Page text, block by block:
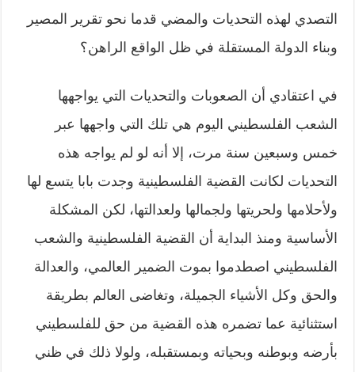
التصدي لهذه التحديات والمضي قدما نحو تقرير المصير
وبناء الدولة المستقلة في ظل الواقع الراهن؟
في اعتقادي أن الصعوبات والتحديات التي يواجهها
الشعب الفلسطيني اليوم هي تلك التي واجهها عبر
خمس وسبعين سنة مرت، إلا أنه لو لم يواجه هذه
التحديات لكانت القضية الفلسطينية وجدت بابا يتسع لها
ولأحلامها ولحريتها ولجمالها ولعدالتها، لكن المشكلة
الأساسية ومنذ البداية أن القضية الفلسطينية والشعب
الفلسطيني اصطدموا بموت الضمير العالمي، والعدالة
والحق وكل الأشياء الجميلة، وتغاضى العالم بطريقة
استثنائية عما تضمره هذه القضية من حق للفلسطيني
بأرضه وبوطنه وبحياته وبمستقبله، ولولا ذلك في ظني